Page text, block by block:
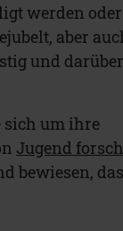
werden oder
aber
und
sich um ihre
Jugend
bewiesen,